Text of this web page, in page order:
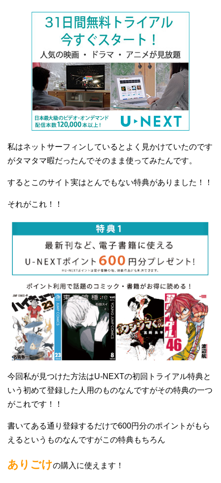
私はネットサーフィンしているとよく見かけていたのです
がタマタマ暇だったんでそのまま使ってみたんです。
するとこのサイト実はとんでもない特典がありました！！
それがこれ！！
今回私が見つけた方法はU-NEXTの初回トライアル特典と
いう初めて登録した人用のものなんですがその特典の一つ
がこれです！！
書いてある通り登録するだけで600円分のポイントがもら
えるというものなんですがこの特典もちろん
ありごけの購入に使えます！